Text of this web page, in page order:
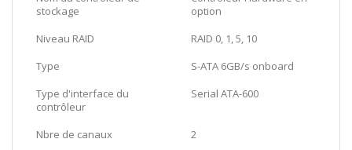
stockage
option
Niveau RAID
RAID 0, 1, 5, 10
Type
S-ATA 6GB/s onboard
Type d'interface du
contrôleur
Serial ATA-600
Nbre de canaux
2